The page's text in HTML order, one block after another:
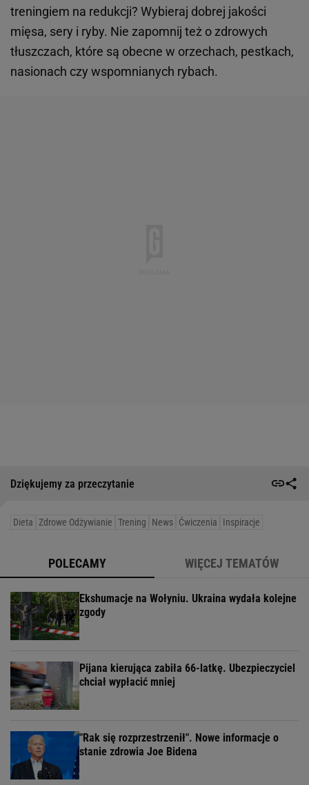
treningiem na redukcji? Wybieraj dobrej jakości
mięsa, sery i ryby. Nie zapomnij też o zdrowych
tłuszczach, które są obecne w orzechach, pestkach,
nasionach czy wspomnianych rybach.
Dziękujemy za przeczytanie
Dieta Zdrowe Odżywianie Trening News Ćwiczenia Inspiracje
POLECAMY WIĘCEJ TEMATÓW
Ekshumacje na Wołyniu. Ukraina wydała kolejne
zgody
Pijana kierująca zabiła 66-latkę. Ubezpieczyciel
chciał wypłacić mniej
"Rak się rozprzestrzenił". Nowe informacje o
stanie zdrowia Joe Bidena